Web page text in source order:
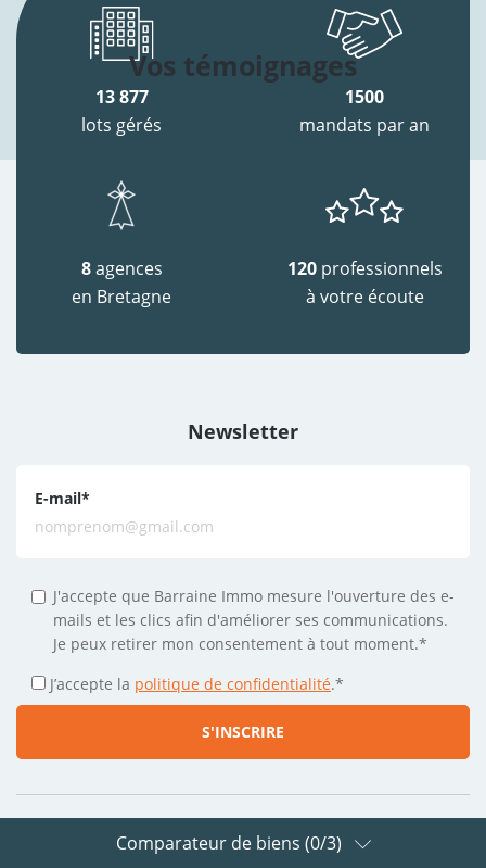
Vos témoignages
13 877
lots gérés
1500
mandats par an
8agences
en Bretagne
120 professionnels
à votre écoute
Newsletter
E-mail*
J'accepte que Barraine Immo mesure l'ouverture des e-
mails et les clics afin d'améliorer ses communications.
Je peux retirer mon consentement à tout moment.*
J’accepte la politique de confidentialité.*
Suivez-nous sur les réseaux
Comparateur de biens (0/3)